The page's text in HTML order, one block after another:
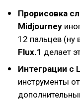
Прорисовка
Midjourney
12 пальцев (ну
Flux.1 делает
Интеграции с
инструменты